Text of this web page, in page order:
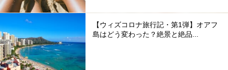
【ウィズコロナ旅行記・第1弾】オアフ
島はどう変わった？絶景と絶品...